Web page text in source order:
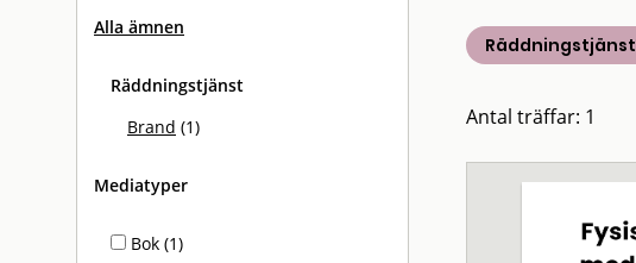
Alla ämnen
Räddningstjänst
Brand (1)
Mediatyper
Bok (1)
Räddningstjänst
Antal träffar: 1